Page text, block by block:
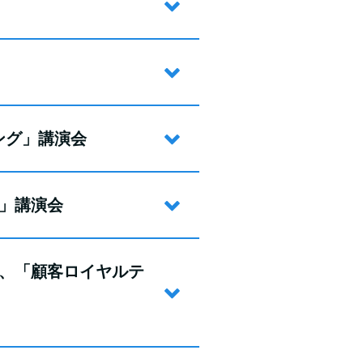
」講演会
講演会
「顧客ロイヤルテ